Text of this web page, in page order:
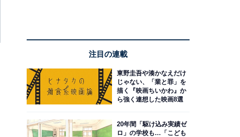
注目の連載
東野圭吾や湊かなえだけ
じゃない、「業と罪」を
描く『映画ちいかわ』か
ら強く連想した映画8選
20年間「駆け込み実績ゼ
ロ」の学校も…「こども